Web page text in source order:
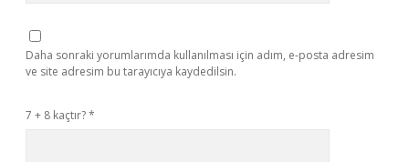
Daha sonraki yorumlarımda kullanılması için adım, e-posta adresim
ve site adresim bu tarayıcıya kaydedilsin.
7 + 8 kaçtır?*